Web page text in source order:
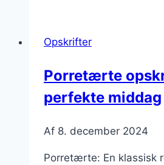
ekstra
smag
Opskrifter
Porretærte
perfekte middag
Af 8. december 2024
Porretærte: En klassisk